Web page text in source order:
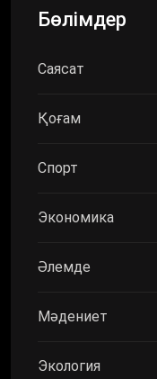
Бөлімдер
Саясат
Қоғам
Спорт
Экономика
Әлемде
Мәдениет
Экология